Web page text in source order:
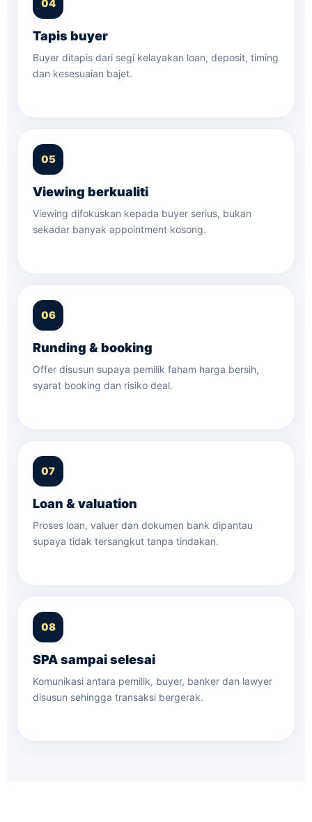
Tapis buyer
Buyer ditapis dari segi kelayakan loan, deposit, timing
dan kesesuaian bajet.
Viewing berkualiti
Viewing difokuskan kepada buyer serius, bukan
sekadar banyak appointment kosong.
Runding & booking
Offer disusun supaya pemilik faham harga bersih,
syarat booking dan risiko deal.
Loan & valuation
Proses loan, valuer dan dokumen bank dipantau
supaya tidak tersangkut tanpa tindakan.
SPA sampai selesai
Komunikasi antara pemilik, buyer, banker dan lawyer
disusun sehingga transaksi bergerak.